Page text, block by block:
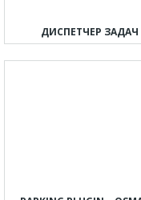
ДИСПЕТЧЕР ЗАДАЧ